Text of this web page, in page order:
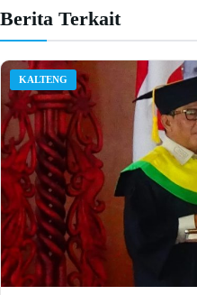
Berita Terkait
KALTENG